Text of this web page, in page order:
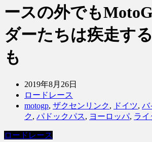
ースの外でも
ダーたちは疾走す
も
2019年8月26日
ロードレース
motogp, ザクセンリンク, ドイツ, バ
ク, パドックパス, ヨーロッパ, ライ
ロードレース